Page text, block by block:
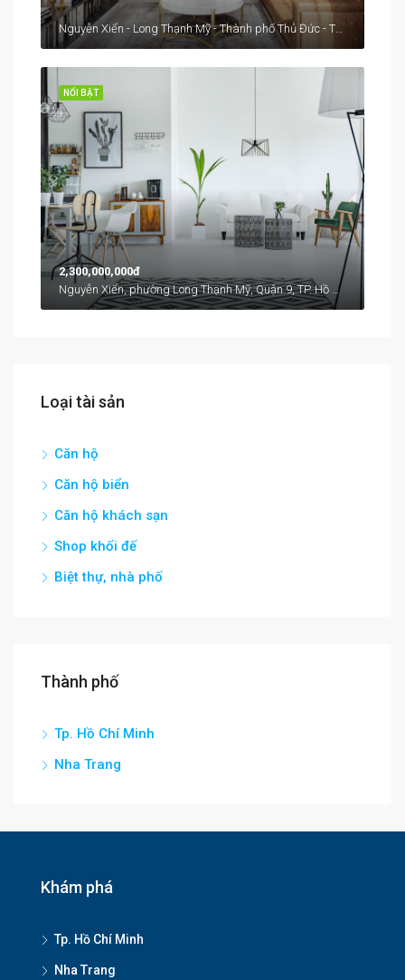
NỔI BẬT
2,300,000,000đ
Nguyễn Xiển, phường Long Thạnh Mỹ, Quận 9, TP. Hồ Chí Minh
Loại tài sản
Căn hộ
Căn hộ biển
Căn hộ khách sạn
Shop khối đế
Biệt thự, nhà phố
Thành phố
Tp. Hồ Chí Minh
Nha Trang
Khám phá
Tp. Hồ Chí Minh
Nha Trang